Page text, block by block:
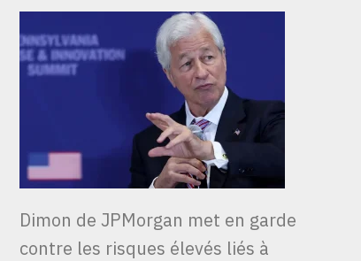
Dimon de JPMorgan met en garde
contre les risques élevés liés à